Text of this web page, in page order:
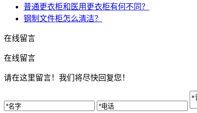
普通更衣柜和医用更衣柜有何不同？
钢制文件柜怎么清洁？
在线留言
在线留言
请在这里留言！我们将尽快回复您！